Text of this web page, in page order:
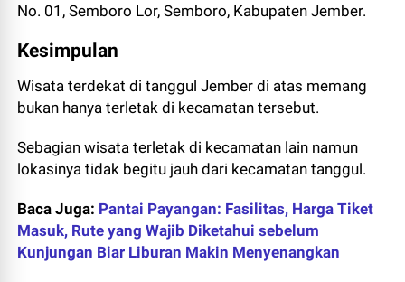
No. 01, Semboro Lor, Semboro, Kabupaten Jember.
Kesimpulan
Wisata terdekat di tanggul Jember di atas memang
bukan hanya terletak di kecamatan tersebut.
Sebagian wisata terletak di kecamatan lain namun
lokasinya tidak begitu jauh dari kecamatan tanggul.
Baca Juga: Pantai Payangan: Fasilitas, Harga Tiket
Masuk, Rute yang Wajib Diketahui sebelum
Kunjungan Biar Liburan Makin Menyenangkan